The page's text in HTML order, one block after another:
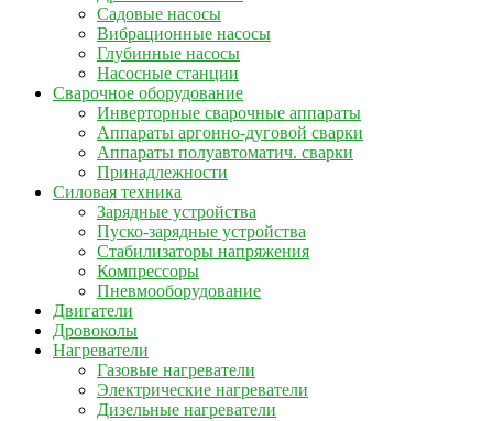
Садовые насосы
Вибрационные насосы
Глубинные насосы
Насосные станции
Сварочное оборудование
Инверторные сварочные аппараты
Аппараты аргонно-дуговой сварки
Аппараты полуавтоматич. сварки
Принадлежности
Силовая техника
Зарядные устройства
Пуско-зарядные устройства
Стабилизаторы напряжения
Компрессоры
Пневмооборудование
Двигатели
Дровоколы
Нагреватели
Газовые нагреватели
Электрические нагреватели
Дизельные нагреватели